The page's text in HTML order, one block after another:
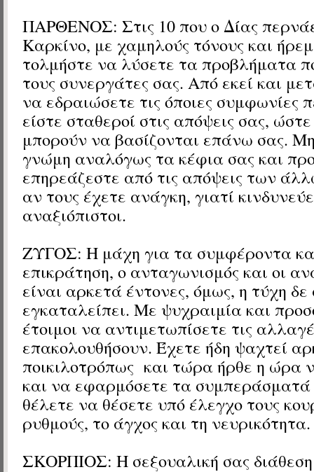
ΠΑΡΘΕΝΟΣ: Στις 10 που ο Δίας
Καρκίνο, με χαμηλούς τόνους και
τολμήστε να λύσετε τα προβλήματα
τους συνεργάτες σας. Από εκεί και
να εδραιώσετε τις όποιες συμφωνίες
είστε σταθεροί στις απόψεις σας,
μπορούν να βασίζονται επάνω σας.
γνώμη αναλόγως τα κέφια σας και
επηρεάζεστε από τις απόψεις των
αν τους έχετε ανάγκη, γιατί
αναξιόπιστοι.
ΖΥΓΟΣ: Η μάχη για τα συμφέροντα
επικράτηση, ο ανταγωνισμός και οι
είναι αρκετά έντονες, όμως, η τύχη δε
εγκαταλείπει. Με ψυχραιμία και
έτοιμοι να αντιμετωπίσετε τις
επακολουθήσουν. Έχετε ήδη ψαχτεί
ποικιλοτρόπως και τώρα ήρθε η ώρα
και να εφαρμόσετε τα
θέλετε να θέσετε υπό έλεγχο τους
ρυθμούς, το άγχος και τη νευρικότητα.
ΣΚΟΡΠΙΟΣ: Η σεξουαλική σας